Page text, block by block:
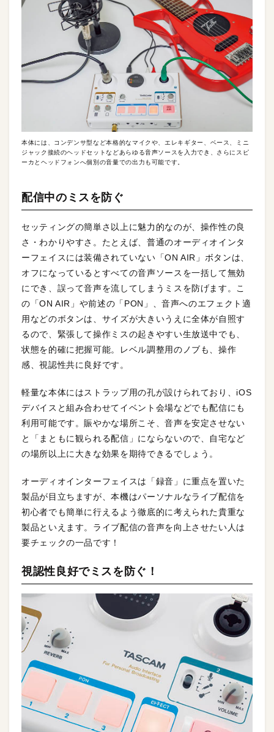
本体には、コンデンサ型など本格的なマイクや、エレキギター、ベース、ミニ
ジャック接続のヘッドセットなどあらゆる音声ソースを入力でき、さらにスピ
ーカとヘッドフォンへ個別の音量での出力も可能です。
配信中のミスを防ぐ
セッティングの簡単さ以上に魅力的なのが、操作性の良
さ・わかりやすさ。たとえば、普通のオーディオインタ
ーフェイスには装備されていない「ON AIR」ボタンは、
オフになっているとすべての音声ソースを一括して無効
にでき、誤って音声を流してしまうミスを防げます。こ
の「ON AIR」や前述の「PON」、音声へのエフェクト適
用などのボタンは、サイズが大きいうえに全体が自照す
るので、緊張して操作ミスの起きやすい生放送中でも、
状態を的確に把握可能。レベル調整用のノブも、操作
感、視認性共に良好です。
軽量な本体にはストラップ用の孔が設けられており、iOS
デバイスと組み合わせてイベント会場などでも配信にも
利用可能です。賑やかな場所こそ、音声を安定させない
と「まともに観られる配信」にならないので、自宅など
の場所以上に大きな効果を期待できるでしょう。
オーディオインターフェイスは「録音」に重点を置いた
製品が目立ちますが、本機はパーソナルなライブ配信を
初心者でも簡単に行えるよう徹底的に考えられた貴重な
製品といえます。ライブ配信の音声を向上させたい人は
要チェックの一品です！
視認性良好でミスを防ぐ！